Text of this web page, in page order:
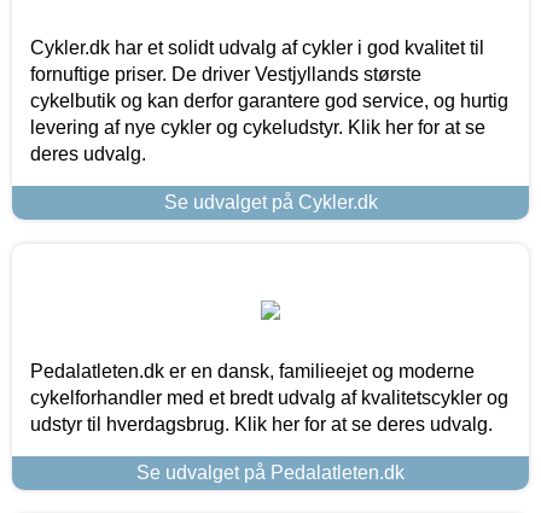
Cykler.dk har et solidt udvalg af cykler i god kvalitet til
fornuftige priser. De driver Vestjyllands største
cykelbutik og kan derfor garantere god service, og hurtig
levering af nye cykler og cykeludstyr. Klik her for at se
deres udvalg.
Se udvalget på Cykler.dk
Pedalatleten.dk er en dansk, familieejet og moderne
cykelforhandler med et bredt udvalg af kvalitetscykler og
udstyr til hverdagsbrug. Klik her for at se deres udvalg.
Se udvalget på Pedalatleten.dk